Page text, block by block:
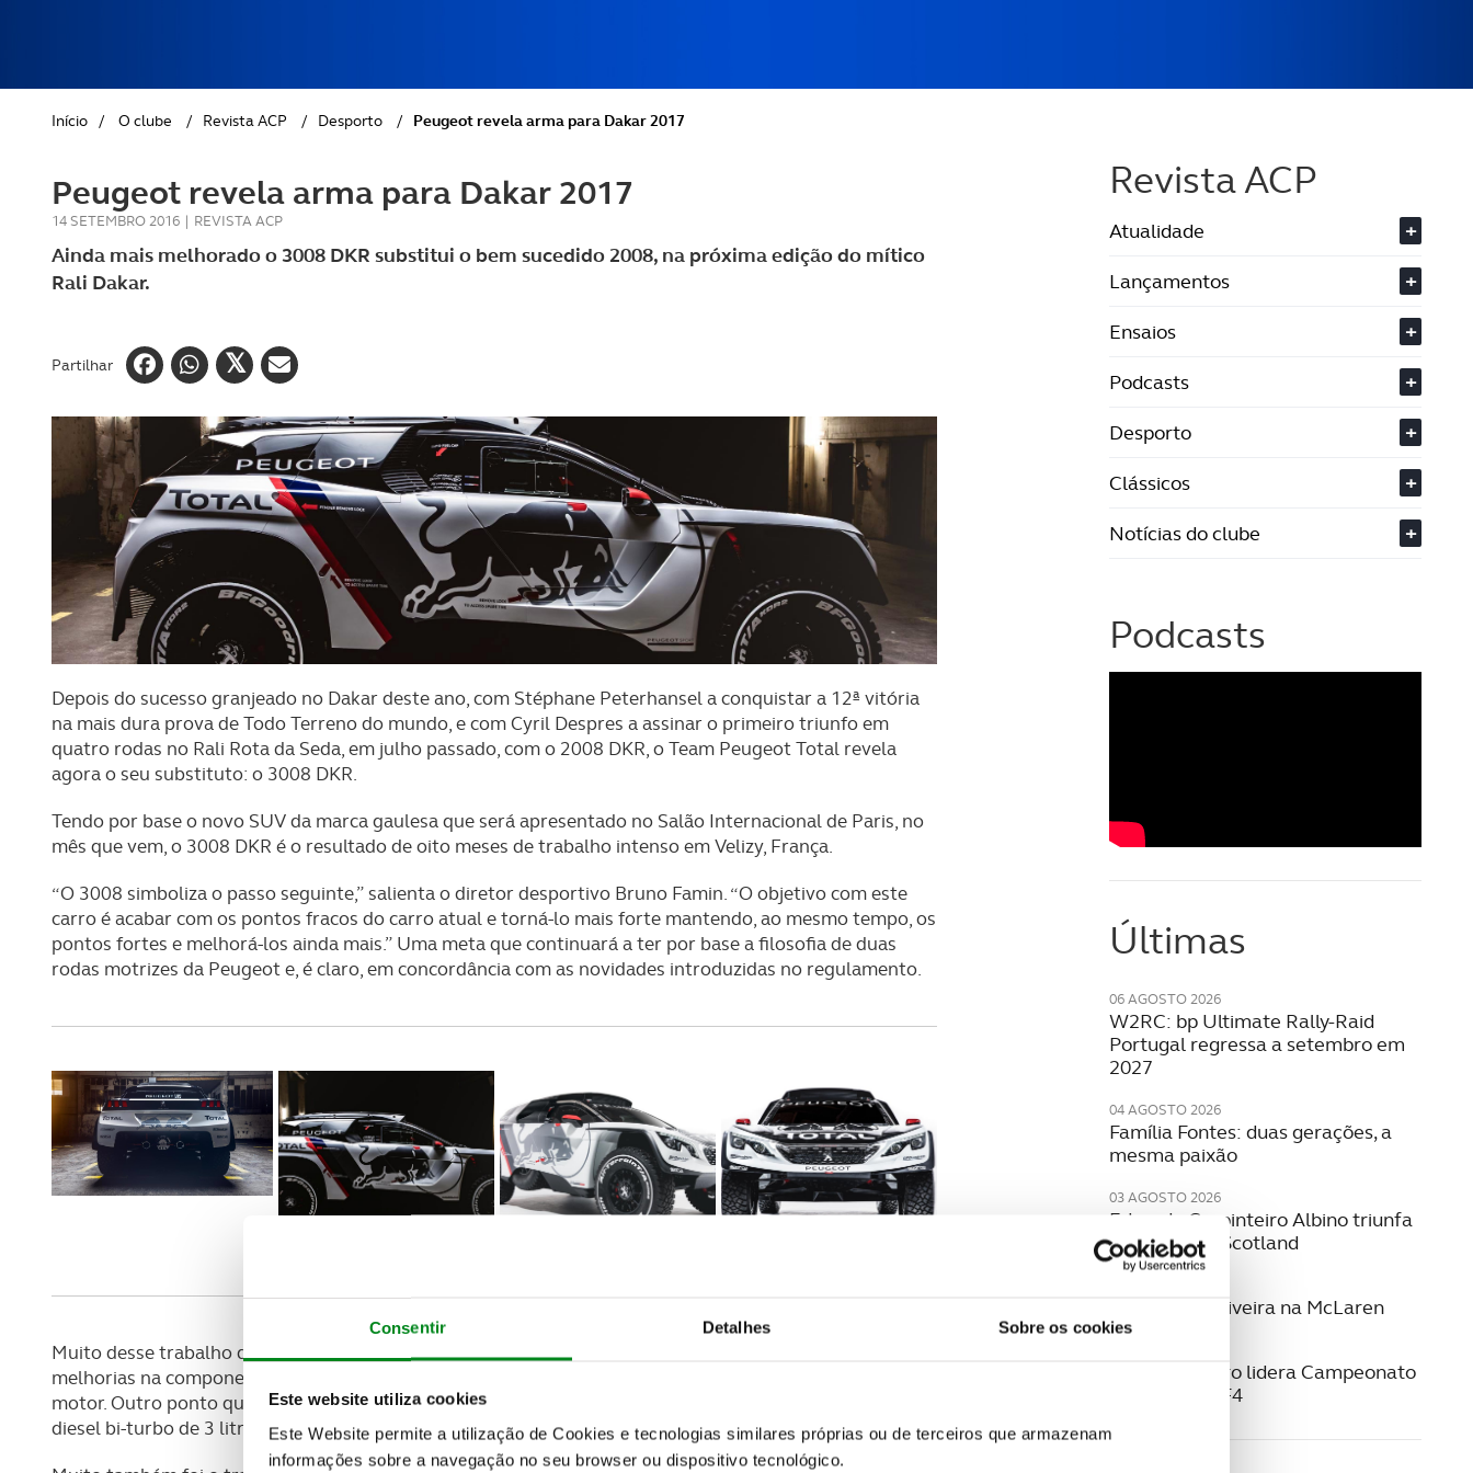
Consentir Detalhes Sobre os cookies
Este website utiliza cookies
Este Website permite a utilização de Cookies e tecnologias similares próprias ou de terceiros que armazenam
informações sobre a navegação no seu browser ou dispositivo tecnológico.
GOLFE
AUTOCARAVANISMO
Início / O clube / Revista ACP / Desporto / Peugeot revela arma para Dakar 2017
Peugeot revela arma para Dakar 2017
14 SETEMBRO 2016 | REVISTA ACP
Ainda mais melhorado o 3008 DKR substitui o bem sucedido 2008, na próxima edição do mítico
Rali Dakar.
Partilhar
Depois do sucesso granjeado no Dakar deste ano, com Stéphane Peterhansel a conquistar a 12ª vitória
na mais dura prova de Todo Terreno do mundo, e com Cyril Despres a assinar o primeiro triunfo em
quatro rodas no Rali Rota da Seda, em julho passado, com o 2008 DKR, o Team Peugeot Total revela
agora o seu substituto: o 3008 DKR.
Tendo por base o novo SUV da marca gaulesa que será apresentado no Salão Internacional de Paris, no
mês que vem, o 3008 DKR é o resultado de oito meses de trabalho intenso em Velizy, França.
“O 3008 simboliza o passo seguinte,” salienta o diretor desportivo Bruno Famin. “O objetivo com este
carro é acabar com os pontos fracos do carro atual e torná-lo mais forte mantendo, ao mesmo tempo, os
pontos fortes e melhorá-los ainda mais.” Uma meta que continuará a ter por base a filosofia de duas
rodas motrizes da Peugeot e, é claro, em concordância com as novidades introduzidas no regulamento.
Muito desse trabalho de aprimoramento do carro foi levado a cabo a pensar na fiabilidade, com
melhorias na componente mecânica e também no que respeita à eletrónica, nomeadamente a gestão do
motor. Outro ponto que o construtor francês terá melhorado bastante diz respeito à prestação, com V6
diesel bi-turbo de 3 litros a dispor agora da potência e binário a regimes mais baixos.
Revista ACP
Atualidade
+
Lançamentos
+
Ensaios
+
Podcasts
+
Desporto
+
Clássicos
+
Notícias do clube
+
Podcasts
Últimas
06 AGOSTO 2026
W2RC: bp Ultimate Rally-Raid
Portugal regressa a setembro em
2027
04 AGOSTO 2026
Família Fontes: duas gerações, a
mesma paixão
03 AGOSTO 2026
Eduardo Carpinteiro Albino triunfa
no Eco Rally Scotland
Guilherme Oliveira na McLaren
Noah Monteiro lidera Campeonato
Espanhol de F4